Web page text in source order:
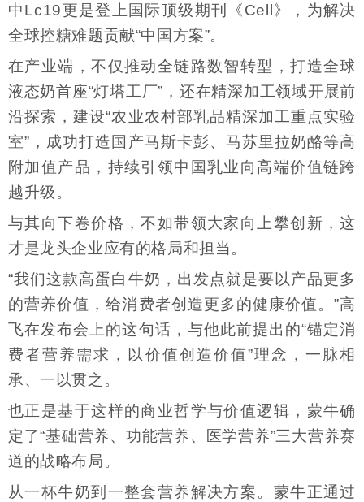
中Lc19更是登上国际顶级期刊《Cell》，为解决
全球控糖难题贡献“中国方案”。
在产业端，不仅推动全链路数智转型，打造全球
液态奶首座“灯塔工厂”，还在精深加工领域开展前
沿探索，建设“农业农村部乳品精深加工重点实验
室”，成功打造国产马斯卡彭、马苏里拉奶酪等高
附加值产品，持续引领中国乳业向高端价值链跨
越升级。
与其向下卷价格，不如带领大家向上攀创新，这
才是龙头企业应有的格局和担当。
“我们这款高蛋白牛奶，出发点就是要以产品更多
的营养价值，给消费者创造更多的健康价值。”高
飞在发布会上的这句话，与他此前提出的“锚定消
费者营养需求，以价值创造价值”理念，一脉相
承、一以贯之。
也正是基于这样的商业哲学与价值逻辑，蒙牛确
定了“基础营养、功能营养、医学营养”三大营养赛
道的战略布局。
从一杯牛奶到一整套营养解决方案。蒙牛正通过